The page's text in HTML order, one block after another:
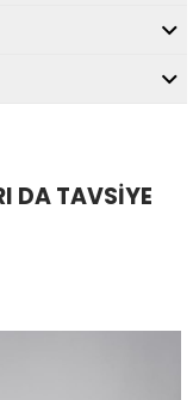
DA TAVSIYE